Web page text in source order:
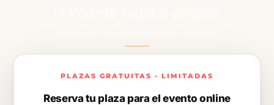
PLAZAS GRATUITAS · LIMITADAS
Reserva tu plaza para el evento online